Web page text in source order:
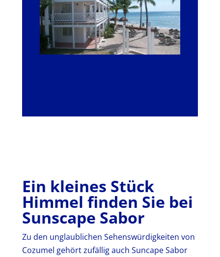
Ein kleines Stück
Himmel finden Sie bei
Sunscape Sabor
Zu den unglaublichen Sehenswürdigkeiten von
Cozumel gehört zufällig auch Suncape Sabor